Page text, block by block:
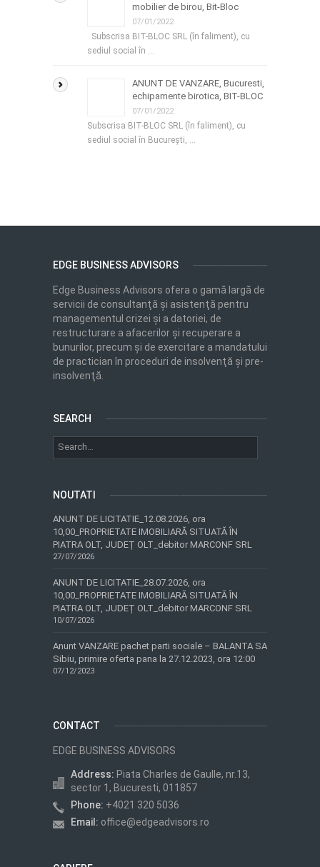
mobilier de birou, Bit-Bloc
07/01/2022
Subscrisa BIT-BLOC SRL (în faliment), cu
sediul social în …
ANUNT DE VANZARE, Bucuresti,
echipamente birotica, BIT-BLOC
07/01/2022
Subscrisa BIT-BLOC SRL (în faliment), cu
sediul social în București, …
EDGE BUSINESS ADVISORS
Edge Business Advisors ofera o gamă largă de
servicii de consultanţă şi asistenţă pentru
managementul crizei şi a datoriei, de
restructurare a afacerilor şi recuperare a
bunurilor, precum şi de exercitare a mandatului
de practician în proceduri de insolvenţă şi pre-
insolvenţă.
SEARCH
NOUTATI
ANUNT DE LICITATIE_12.08.2026, ora
10,00_PROPRIETATE IMOBILIARĂ SITUATĂ ÎN
PIATRA OLT, JUDEȚ OLT_debitor MARCONF SRL
27/07/2026
ANUNT DE LICITATIE_28.07.2026, ora
10,00_PROPRIETATE IMOBILIARĂ SITUATĂ ÎN
PIATRA OLT, JUDEȚ OLT_debitor MARCONF SRL
10/07/2026
Anunt VANZARE pachet parti sociale – BALANTA SA
Sibiu, primire oferta pana la 27.12.2023, ora 12:00
07/12/2023
CONTACT
EDGE BUSINESS ADVISORS
Address: Piata Charles de Gaulle, nr.13,
sector 1, Bucuresti, 011857
Phone: +4021 320 5036
Email: office@edgeadvisors.ro